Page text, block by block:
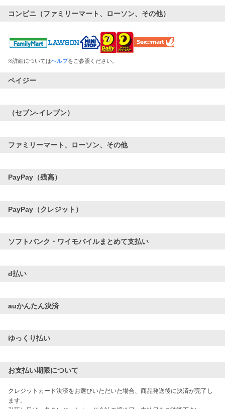
コンビニ（ファミリーマート、ローソン、その他）
※詳細についてはヘルプをご参照ください。
ペイジー
（セブン-イレブン）
ファミリーマート、ローソン、その他
PayPay（残高）
PayPay（クレジット）
ソフトバンク・ワイモバイルまとめて支払い
d払い
auかんたん決済
ゆっくり払い
お支払い期限について
クレジットカード決済をお選びいただいた場合、商品発送後に決済が完了し
ます。